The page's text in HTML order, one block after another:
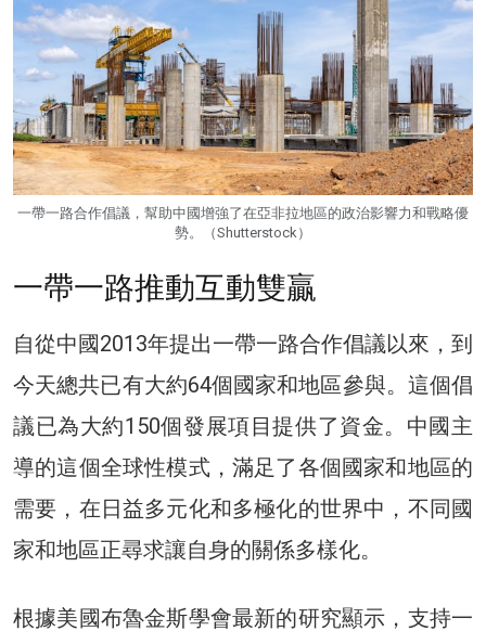
一帶一路合作倡議，幫助中國增強了在亞非拉地區的政治影響力和戰略優
勢。（Shutterstock）
一帶一路推動互動雙贏
自從中國2013年提出一帶一路合作倡議以來，到
今天總共已有大約64個國家和地區參與。這個倡
議已為大約150個發展項目提供了資金。中國主
導的這個全球性模式，滿足了各個國家和地區的
需要，在日益多元化和多極化的世界中，不同國
家和地區正尋求讓自身的關係多樣化。
根據美國布魯金斯學會最新的研究顯示，支持一